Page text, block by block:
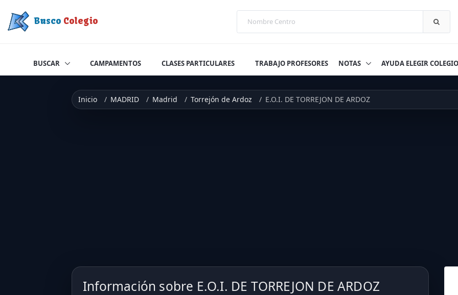
Busco Colegio
BUSCAR CAMPAMENTOS CLASES PARTICULARES TRABAJO PROFESORES NOTAS AYUDA ELEGIR
Inicio MADRID Madrid Torrejón de Ardoz E.O.I. DE TORREJON DE ARDOZ
Información sobre E.O.I. DE TORREJON DE ARDOZ